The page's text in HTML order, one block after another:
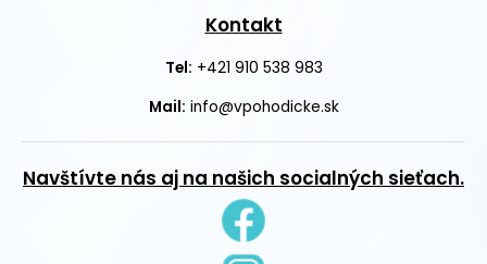
Kontakt
Tel: +421 910 538 983
Mail: info@vpohodicke.sk
Navštívte nás aj na našich socialných sieťach.